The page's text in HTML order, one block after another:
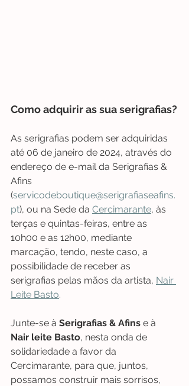
Como adquirir as sua serigrafias?
As serigrafias podem ser adquiridas
até 06 de janeiro de 2024, através do
endereço de e-mail da Serigrafias &
Afins
(servicodeboutique@serigrafiaseafins.
pt), ou na Sede da Cercimarante, às
terças e quintas-feiras, entre as
10h00 e as 12h00, mediante
marcação, tendo, neste caso, a
possibilidade de receber as
serigrafias pelas mãos da artista, Nair
Leite Basto.
Junte-se à Serigrafias & Afins e à
Nair leite Basto, nesta onda de
solidariedade a favor da
Cercimarante, para que, juntos,
possamos construir mais sorrisos,